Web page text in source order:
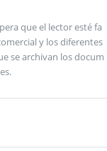
que el lector esté fa
y los diferentes
se archivan los docum